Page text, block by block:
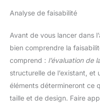
Analyse de faisabilité
Avant de vous lancer dans
bien comprendre la
comprend : l’évaluation de
structurelle de l’existant, et
éléments détermineront ce
taille et de design. Faire